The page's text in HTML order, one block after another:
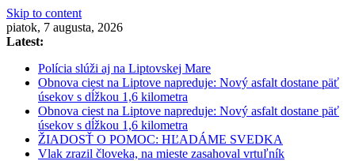
Skip to content
piatok, 7 augusta, 2026
Latest:
Polícia slúži aj na Liptovskej Mare
Obnova ciest na Liptove napreduje: Nový asfalt dostane päť
úsekov s dĺžkou 1,6 kilometra
Obnova ciest na Liptove napreduje: Nový asfalt dostane päť
úsekov s dĺžkou 1,6 kilometra
ŽIADOSŤ O POMOC: HĽADÁME SVEDKA
Vlak zrazil človeka, na mieste zasahoval vrtuľník